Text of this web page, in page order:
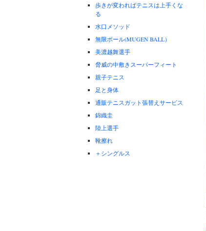
歩きが変わればテニスは上手くな
る
水口メソッド
無限ボール(MUGEN BALL）
美濃越舞選手
脅威の中敷きスーパーフィート
親子テニス
足と身体
通販テニスガット張替えサービス
錦織圭
陸上選手
靴擦れ
＋シングルス